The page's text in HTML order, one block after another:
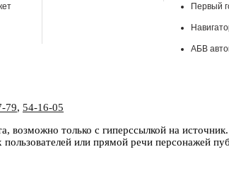
Первый
АБВ
79, 54-16-05
возможно только с гиперссылкой на
или прямой речи персонажей